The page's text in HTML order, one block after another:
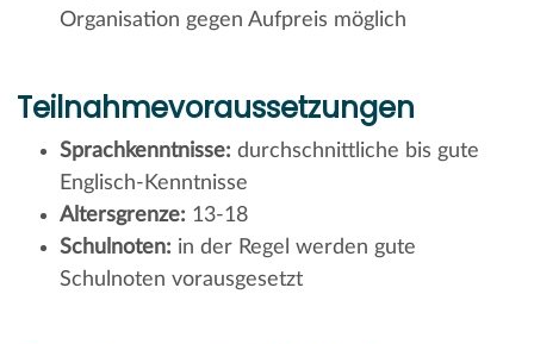
Organisation gegen Aufpreis möglich
Teilnahmevoraussetzungen
Sprachkenntnisse: durchschnittliche bis gute
Englisch-Kenntnisse
Altersgrenze: 13-18
Schulnoten: in der Regel werden gute
Schulnoten vorausgesetzt